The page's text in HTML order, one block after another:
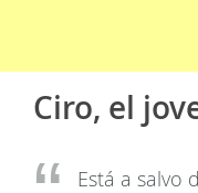
Ciro, el
Está a salvo